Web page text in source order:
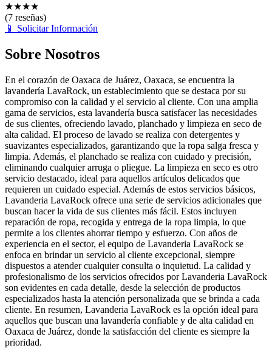
★★★★
(7 reseñas)
📱
Solicitar Información
Sobre Nosotros
En el corazón de Oaxaca de Juárez, Oaxaca, se encuentra la
lavandería LavaRock, un establecimiento que se destaca por su
compromiso con la calidad y el servicio al cliente. Con una amplia
gama de servicios, esta lavandería busca satisfacer las necesidades
de sus clientes, ofreciendo lavado, planchado y limpieza en seco de
alta calidad. El proceso de lavado se realiza con detergentes y
suavizantes especializados, garantizando que la ropa salga fresca y
limpia. Además, el planchado se realiza con cuidado y precisión,
eliminando cualquier arruga o pliegue. La limpieza en seco es otro
servicio destacado, ideal para aquellos artículos delicados que
requieren un cuidado especial. Además de estos servicios básicos,
Lavanderia LavaRock ofrece una serie de servicios adicionales que
buscan hacer la vida de sus clientes más fácil. Estos incluyen
reparación de ropa, recogida y entrega de la ropa limpia, lo que
permite a los clientes ahorrar tiempo y esfuerzo. Con años de
experiencia en el sector, el equipo de Lavanderia LavaRock se
enfoca en brindar un servicio al cliente excepcional, siempre
dispuestos a atender cualquier consulta o inquietud. La calidad y
profesionalismo de los servicios ofrecidos por Lavanderia LavaRock
son evidentes en cada detalle, desde la selección de productos
especializados hasta la atención personalizada que se brinda a cada
cliente. En resumen, Lavanderia LavaRock es la opción ideal para
aquellos que buscan una lavandería confiable y de alta calidad en
Oaxaca de Juárez, donde la satisfacción del cliente es siempre la
prioridad.